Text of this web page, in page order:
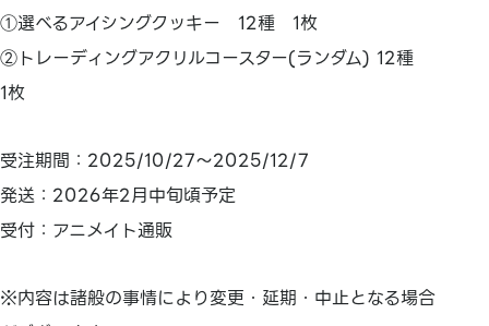
①選べるアイシングクッキー 12種 1枚
②トレーディングアクリルコースター(ランダム) 12種
1枚
受注期間：2025/10/27～2025/12/7
発送：2026年2月中旬頃予定
受付：アニメイト通販
※内容は諸般の事情により変更・延期・中止となる場合